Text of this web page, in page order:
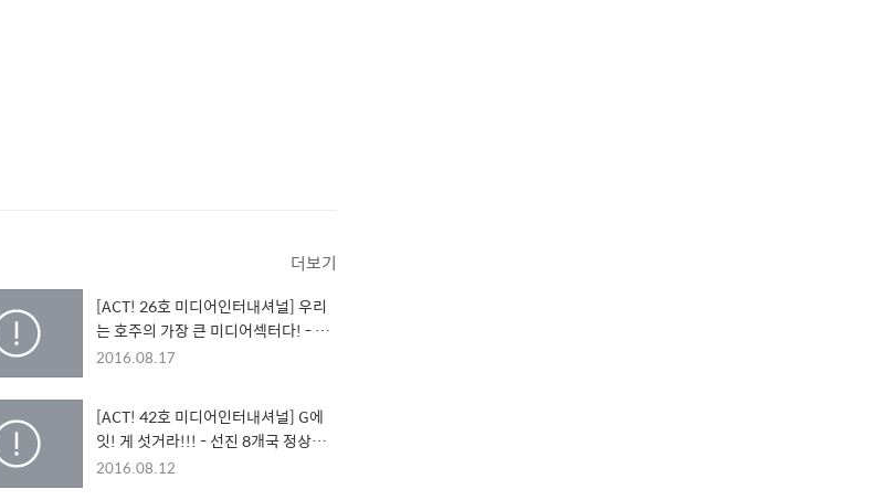
더보기
[ACT! 26호 미디어인터내셔널] 우리
는 호주의 가장 큰 미디어섹터다! - 호
주공동체방송연합 CBAA -
2016.08.17
[ACT! 42호 미디어인터내셔널] G에
잇! 게 섯거라!!! - 선진 8개국 정상회
담(G8 2007)을 막아내는 미디어행동
2016.08.12